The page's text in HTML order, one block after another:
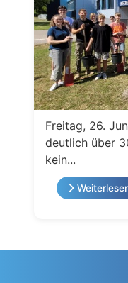
Freitag, 26.
deutlich über
kein...